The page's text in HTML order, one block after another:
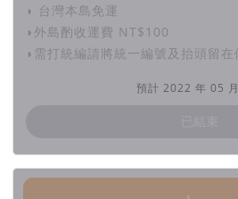
550ml(比重約為620g)瓶器，相當
，而且物料本身安全無害，持久耐
衣精，或可進到民生消費回收系統，
◗ 台灣本島免運
◗外島酌收運費 NT$100
◗需打統編請將統一編號及抬頭留在
預計 2022 年 05